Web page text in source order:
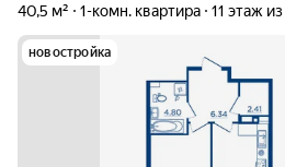
40,5 м²
1-комн. квартира 11 этаж из
новостройка